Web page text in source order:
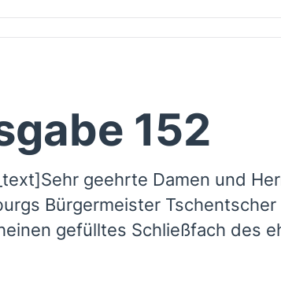
152
geehrte Damen und
Bürgermeister
gefülltes Schließfach des